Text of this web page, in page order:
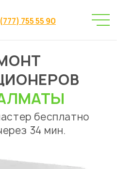
755 55 90
центр
бесплатно
34 мин.